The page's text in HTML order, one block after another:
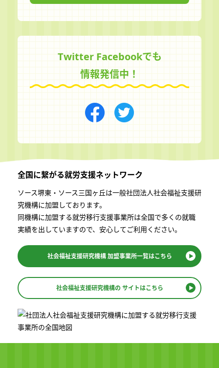
Twitter Facebookでも
情報発信中！
全国に繋がる就労支援ネットワーク
ソース堺東・ソース三国ヶ丘は一般社団法⼈社会福祉⽀援研
究機構に加盟しております。
同機構に加盟する就労移⾏⽀援事業所は全国で多くの就職
実績を出していますので、安⼼してご利⽤ください。
社会福祉支援研究機構加盟事業所一覧はこちら
社会福祉支援研究機構の サイトはこちら